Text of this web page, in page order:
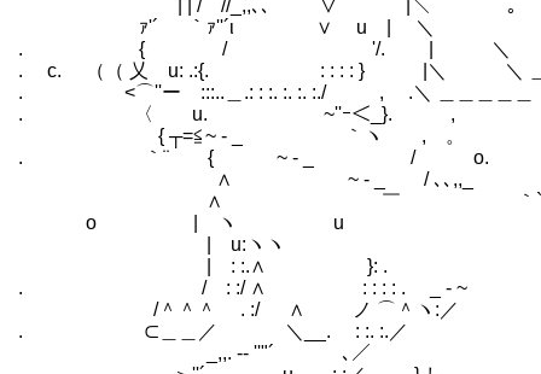
| | / //_,,､､ ∨ |＼ ｡
ｧ'´ ￣ ｀ｧ''´ι ∨ u | ＼
. { / '/. | ＼
. c. （（ 乂 u: .:{. : : : : } |＼ ＼ ＿
. <⌒''ーゝ:::..＿.: : :. :. :. :./ , .＼ ＿＿＿＿＿
. 〈 u. ~''ｰ＜_}. ,
{ ┬=≦~ ‐ _ ｀ヽ ,
. ｀¨ { ~ ‐ _ /
∧ ~ ‐ _ / ､､,,_
∧ ￣ ｀`～､､／
ο | ヽ u ｀''
| u:ヽヽ ＼
| : :.∧ }: .
. / : :/ ∧ : : : : . _ -
/＾＾＾ ゝ. :/ ∧ ノ ⌒
. ⊂＿＿／ ＼__. : :.
_,,. -‐ ''"´ ､